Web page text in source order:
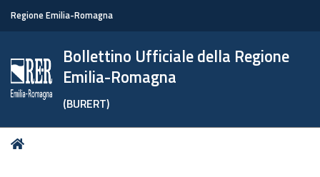
Regione Emilia-Romagna
Bollettino Ufficiale della Regione
Emilia-Romagna
(BURERT)
Tu